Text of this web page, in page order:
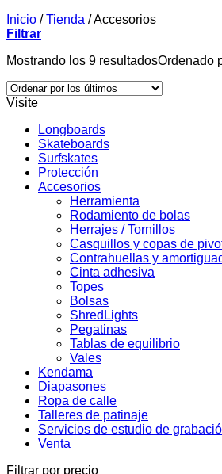
Inicio / Tienda /Accesorios
Filtrar
Mostrando los 9 resultadosOrdenado
Visite
Longboards
Skateboards
Surfskates
Protección
Accesorios
Herramienta
Rodamiento de bolas
Herrajes / Tornillos
Casquillos y copas de
Contrahuellas y
Cinta adhesiva
Topes
Bolsas
ShredLights
Pegatinas
Tablas de equilibrio
Vales
Kendama
Diapasones
Ropa de calle
Talleres de patinaje
Servicios de estudio de
Venta
Filtrar por precio